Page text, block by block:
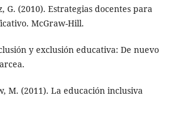
G. (2010). Estrategias docentes para
McGraw-Hill.
y exclusión educativa: De nuevo
M. (2011). La educación inclusiva